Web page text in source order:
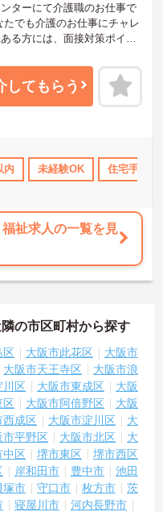
得サポート 研修制度あり
ターにて介護職のお仕事で
でも介護のお仕事にチャレ
る方には、面接対策ポイン
してもらう
内 未経験OK 住宅手当・
祉求人の一覧を見
の市区町村から探す
区 大阪市此花区
大阪市
大阪市天王寺区
大阪市浪
川区 大阪市東成区
大阪
区 大阪市阿倍野区
大阪
西成区 大阪市淀川区
大
市平野区 大阪市北区
大
中区 堺市東区
堺市西区
岸和田市 豊中市
池田
塚市 守口市 枚方市
茨
寝屋川市
河内長野市